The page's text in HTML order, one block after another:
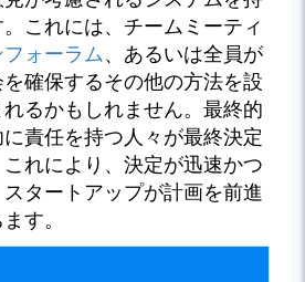
これには、チームミーティ
ォーラム、あるいは全員が
確保するその他の方法を設
るかもしれません。最終的
責任を持つ人々が最終決定
れにより、決定が迅速かつ
タートアップが計画を前進
す。